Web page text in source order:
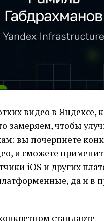
видео в Яндексе,
замеряем, чтобы
вы почерпнете
и сможете
iOS и других
да и в
стандарте